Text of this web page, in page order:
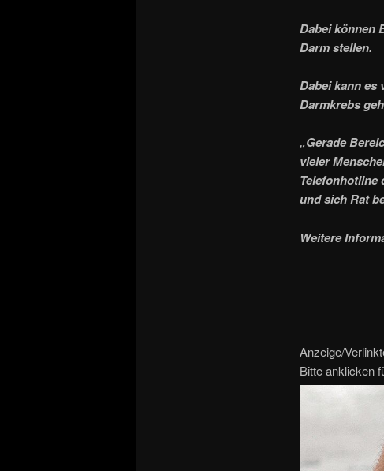
Dabei können
Darm stellen.
Dabei kann es
Darmkrebs
„Gerade
vieler
Telefonhotline
und sich Rat
Weitere
Anzeige/
Bitte anklicken